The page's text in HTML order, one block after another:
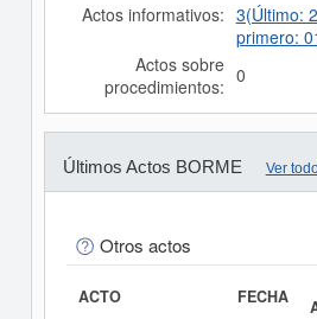
Actos informativos: 3(Último:
primero:
Actos sobre
procedimientos: 0
Últimos Actos BORME Ver
Otros actos
ACTO FECHA